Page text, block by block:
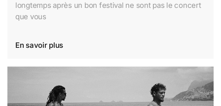
longtemps après un bon festival ne sont pas le concert
que vous
En savoir plus